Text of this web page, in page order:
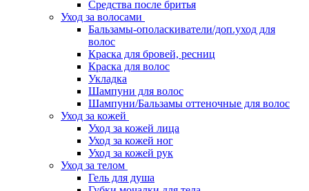
Средства после бритья
Уход за волосами
Бальзамы-ополаскиватели/доп.уход для
волос
Краска для бровей, ресниц
Краска для волос
Укладка
Шампуни для волос
Шампуни/Бальзамы оттеночные для волос
Уход за кожей
Уход за кожей лица
Уход за кожей ног
Уход за кожей рук
Уход за телом
Гель для душа